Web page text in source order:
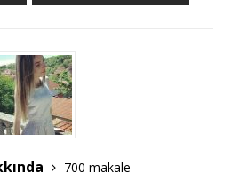
700 makale